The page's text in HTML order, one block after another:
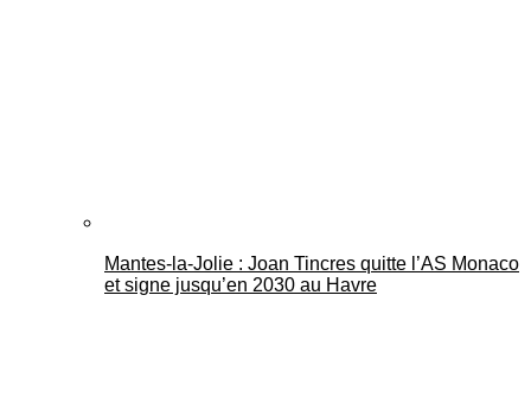
Mantes-la-Jolie : Joan Tincres quitte l’AS Monaco
et signe jusqu’en 2030 au Havre